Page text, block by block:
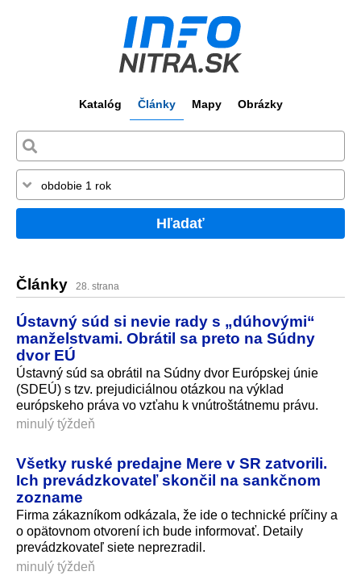
Katalóg Články Mapy Obrázky
Hľadať
Články 28. strana
Ústavný súd si nevie rady s „dúhovými“
manželstvami. Obrátil sa preto na Súdny
dvor EÚ
Ústavný súd sa obrátil na Súdny dvor Európskej únie
(SDEÚ) s tzv. prejudiciálnou otázkou na výklad
európskeho práva vo vzťahu k vnútroštátne­mu právu.
minulý týždeň
Všetky ruské predajne Mere v SR zatvorili.
Ich prevádzkovateľ skončil na sankčnom
zozname
Firma zákazníkom odkázala, že ide o technické príčiny a
o opätovnom otvorení ich bude informovať. Detaily
prevádzkovateľ siete neprezradil.
minulý týždeň